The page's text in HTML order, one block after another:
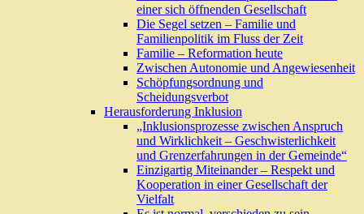
einer sich öffnenden Gesellschaft
Die Segel setzen – Familie und
Familienpolitik im Fluss der Zeit
Familie – Reformation heute
Zwischen Autonomie und Angewiesenheit
Schöpfungsordnung und
Scheidungsverbot
Herausforderung Inklusion
„Inklusionsprozesse zwischen Anspruch
und Wirklichkeit – Geschwisterlichkeit
und Grenzerfahrungen in der Gemeinde“
Einzigartig Miteinander – Respekt und
Kooperation in einer Gesellschaft der
Vielfalt